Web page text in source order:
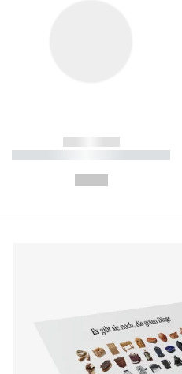
------------
----------- ----------- ----------